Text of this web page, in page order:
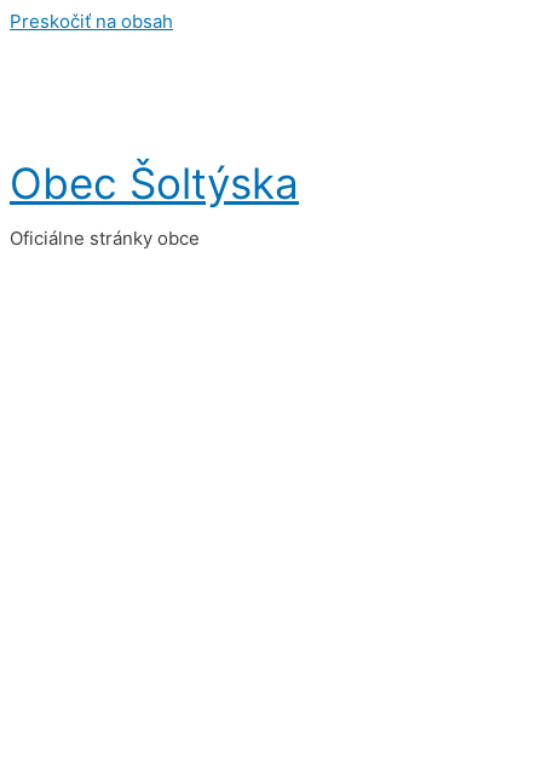
Preskočiť na obsah
Obec Šoltýska
Oficiálne stránky obce